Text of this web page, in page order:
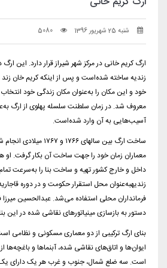
شنبه 25 شهریور 1396 5080
ارگ کریم خانی در مرکز شهر شیراز قرار دارد. این
زندیه ساخته شده‌است و پس از اینکه کریم خان زند
خود و این مکان را به‌عنوان مکان زندگی خود
معروف شد. در زمان سلطنت سلسله پهلوی از ارگ
آسیب‌هایی به آن وارد شده‌است.
ساخت ارگ بین سالهای ۱۷۶۶
معماران زمان خود را جهت ساخت آن بکار گرفت. او
داخل و خارج کشور تهیه و ساخت بنا را به‌سرعت تمام
زندیهبه‌عنوان محل استقرار حکومت و در دوره
فرمانداران محلی استفاده می‌شد. عبدالحسین میرزا
دستور به بازسازی مینیاتورهای نقاشی شده در این
بنای ارگ ترکیبی از دو معماری مسکونی و نظامی
ایوان‌ها و اتاق‌های نقاشی شده، آبنماها و باغچه‌ها
است. سه ضلع شمال، جنوب و غرب هر یک دارای